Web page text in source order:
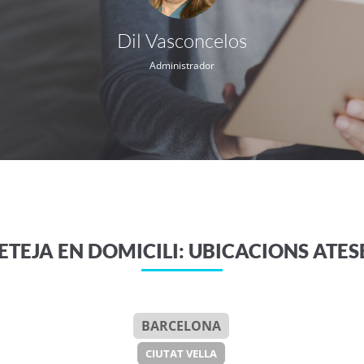
Dil Vasconcelos
Administrador
EN DOMICILI: UBICACIONS
BARCELONA
CIUTAT VELLA